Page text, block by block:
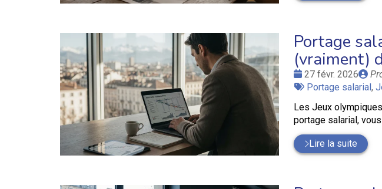
Portage
(vraiment)
Date
:
27 févr. 2026
par
Tags
Portage salarial,
Les Jeux
portage salarial,
Lire la suite